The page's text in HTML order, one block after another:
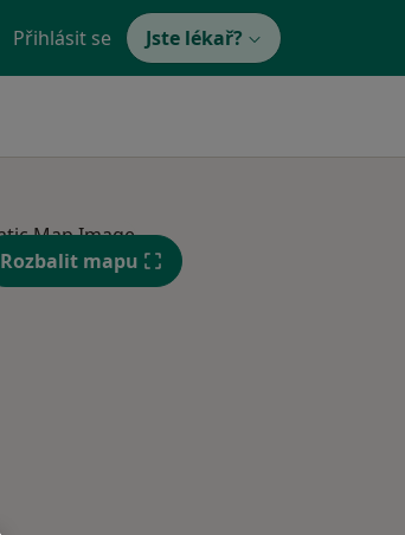
Přihlásit se Jste lékař?
Út St
Rozbalit mapu